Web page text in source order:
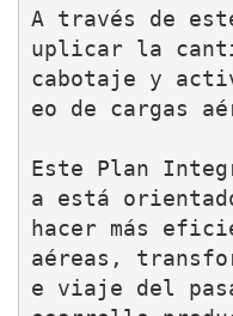
A través de
uplicar la
cabotaje y
eo de cargas
Este Plan
a está
hacer más
aéreas,
e viaje del